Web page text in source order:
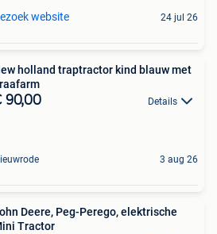
website 24 jul 26
holland traptractor kind blauw met
90,00 Details
3 aug 26
Deere, Peg-Perego, elektrische
Tractor